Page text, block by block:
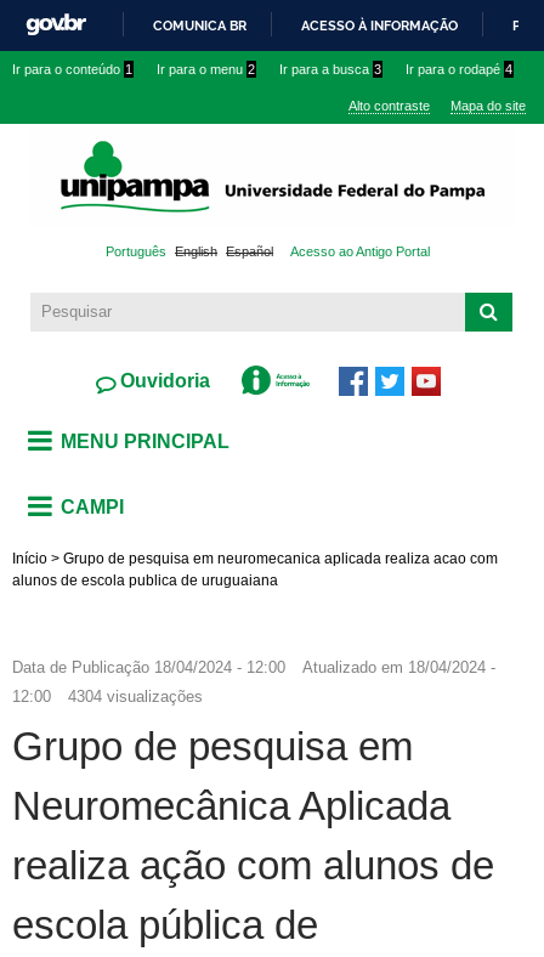
conteúdo
IR
O
COMUNICA BR ACESSO À INFORMAÇÃO
Ir para o conteúdo 1 Ir para o menu 2 Ir para a busca 3 Ir para o rodapé 4
Alto contraste Mapa do site
Português English Español Acesso ao Antigo Portal
Ouvidoria
MENU PRINCIPAL
CAMPI
Início > Grupo de pesquisa em neuromecanica aplicada realiza acao com
alunos de escola publica de uruguaiana
Data de Publicação 18/04/2024 - 12:00 Atualizado em 18/04/2024 -
12:00
4304 visualizações
Grupo de pesquisa em
Neuromecânica Aplicada
realiza ação com alunos de
escola pública de